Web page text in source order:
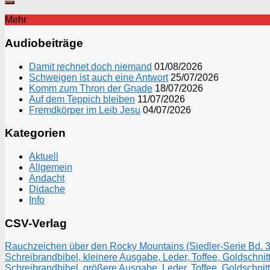
Mehr
Audiobeiträge
Damit rechnet doch niemand 01/08/2026
Schweigen ist auch eine Antwort 25/07/2026
Komm zum Thron der Gnade 18/07/2026
Auf dem Teppich bleiben 11/07/2026
Fremdkörper im Leib Jesu 04/07/2026
Kategorien
Aktuell
Allgemein
Andacht
Didache
Info
CSV-Verlag
Rauchzeichen über den Rocky Mountains (Siedler-Serie Bd.
Schreibrandbibel, kleinere Ausgabe, Leder, Toffee,